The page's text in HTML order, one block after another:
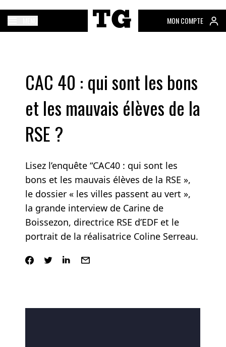
MON COMPTE
CAC 40 : qui sont les bons
et les mauvais élèves de la
RSE ?
Lisez l’enquête “CAC40 : qui sont les
bons et les mauvais élèves de la RSE »,
le dossier « les villes passent au vert »,
la grande interview de Carine de
Boissezon, directrice RSE d’EDF et le
portrait de la réalisatrice Coline Serreau.